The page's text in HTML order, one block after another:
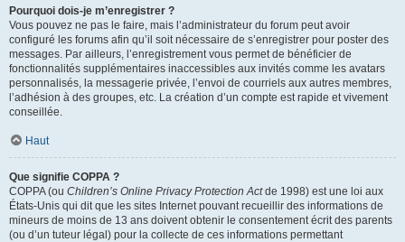
Pourquoi dois-je m’enregistrer ?
Vous pouvez ne pas le faire, mais l’administrateur du forum peut avoir
configuré les forums afin qu’il soit nécessaire de s’enregistrer pour poster des
messages. Par ailleurs, l’enregistrement vous permet de bénéficier de
fonctionnalités supplémentaires inaccessibles aux invités comme les avatars
personnalisés, la messagerie privée, l’envoi de courriels aux autres membres,
l’adhésion à des groupes, etc. La création d’un compte est rapide et vivement
conseillée.
Haut
Que signifie COPPA ?
COPPA (ou Children’s Online Privacy Protection Actde 1998) est une loi aux
États-Unis qui dit que les sites Internet pouvant recueillir des informations de
mineurs de moins de 13 ans doivent obtenir le consentement écrit des parents
(ou d’un tuteur légal) pour la collecte de ces informations permettant